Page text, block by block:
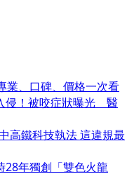
業、口碑、價格一次看
侵！被咬症狀曝光 醫
高鐵科技執法 這違規最
28年獨創「雙色火龍